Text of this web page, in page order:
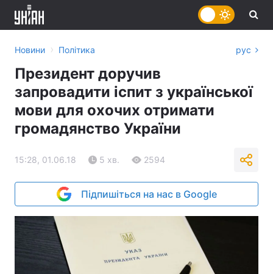
Новини › Політика рус
Президент доручив
запровадити іспит з української
мови для охочих отримати
громадянство України
15:28, 01.06.18 5 хв. 2594
Підпишіться на нас в Google